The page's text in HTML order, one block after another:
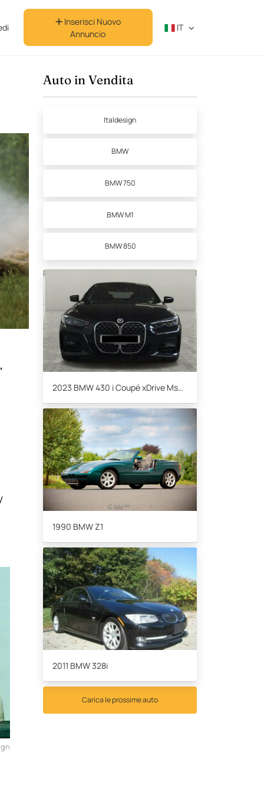
Inserisci Nuovo
Annuncio
IT
Auto in Vendita
Italdesign
BMW
BMW 750
BMW M1
BMW 850
2023 BMW 430 i Coupé xDrive Msport
1990 BMW Z1
2011 BMW 328i
Carica le prossime auto